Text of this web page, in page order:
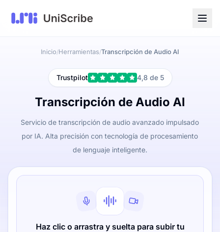
Inicio/Herramientas/Transcripción de Audio AI
Trustpilot 4,8 de 5
Transcripción de Audio AI
Servicio de transcripción de audio avanzado impulsado
por IA. Alta precisión con tecnología de procesamiento
de lenguaje inteligente.
Haz clic o arrastra y suelta para subir tu